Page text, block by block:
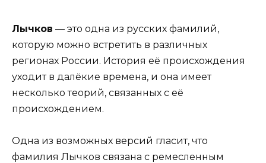
Лычков — это одна из русских фамилий,
которую можно встретить в различных
регионах России. История её происхождения
уходит в далёкие времена, и она имеет
несколько теорий, связанных с её
происхождением.
Одна из возможных версий гласит, что
фамилия Лычков связана с ремесленным